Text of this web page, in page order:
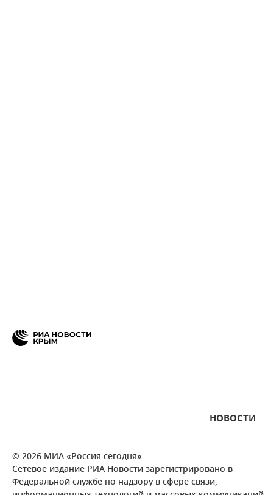
НОВОСТИ
© 2026 МИА «Россия сегодня»
Сетевое издание РИА Новости зарегистрировано в
Федеральной службе по надзору в сфере связи,